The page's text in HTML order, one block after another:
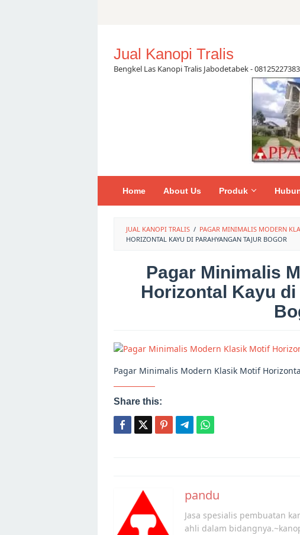
Jual Kanopi Tralis
Bengkel Las Kanopi Tralis Jabodetabek - 08125227383
Home About Us Produk
JUAL KANOPI TRALIS / PAGAR MINIMALIS MODERN
HORIZONTAL KAYU DI PARAHYANGAN TAJUR BOGOR
Pagar Minimalis
Horizontal Kayu
Pagar Minimalis Modern Klasik Motif
Share this:
navigationpandu
Jasa spesialis pembuatan
ahli dalam